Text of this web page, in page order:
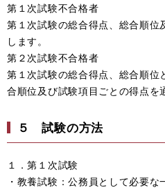
第１次試験不合格者
第１次試験の総合得点、総合順位
します。
第２次試験不合格者
第１次試験の総合得点、総合順
合順位及び試験項目ごとの得点を
５ 試験の方法
１．第１次試験
・教養試験：公務員として必要